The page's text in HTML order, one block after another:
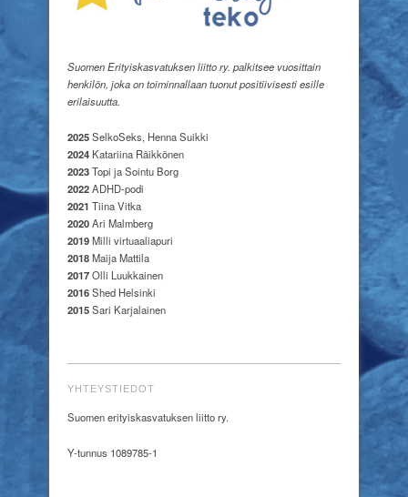
Suomen Erityiskasvatuksen liitto ry. palkitsee vuosittain
henkilön, joka on toiminnallaan tuonut positiivisesti esille
erilaisuutta.
2025SelkoSeks, Henna Suikki
2024 Katariina Räikkönen
2023Topi ja Sointu Borg
2022ADHD-podi
2021 Tiina Vitka
2020Ari Malmberg
2019Milli virtuaaliapuri
2018Maija Mattila
2017Olli Luukkainen
2016Shed Helsinki
2015Sari Karjalainen
YHTEYSTIEDOT
Suomen erityiskasvatuksen liitto ry.
Y-tunnus 1089785-1